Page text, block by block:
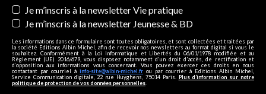
Je m’inscris à la newsletter Vie pratique
Je m’inscris à la newsletter Jeunesse & BD
Les informations dans ce formulaire sont toutes obligatoires, et sont collectées et traitées par
la société Editions Albin Michel, afin de recevoir nos newsletters au format digital si vous le
souhaitez. Conformément à la Loi Informatique et Libertés du 06/01/1978 modifiée et au
Règlement (UE) 2016/679, vous disposez notamment d'un droit d'accès, de rectification et
d’opposition aux informations vous concernant. Vous pouvez exercer ces droits en nous
contactant par courriel à info-site@albin-michel.fr ou par courrier à Editions Albin Michel,
Service Communication digitale, 22 rue Huyghens, 75014 Paris. Plus d’information sur notre
politique de protection de vos données personnelles